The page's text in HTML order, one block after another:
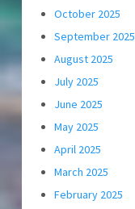
October 2025
September 2025
August 2025
July 2025
June 2025
May 2025
April 2025
March 2025
February 2025